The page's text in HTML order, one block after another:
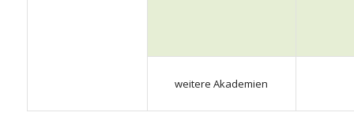
weitere Akademien